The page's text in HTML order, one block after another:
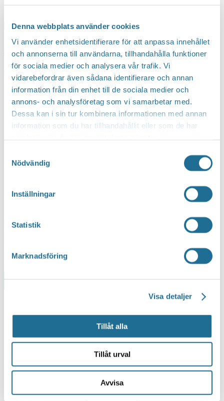
Denna webbplats använder cookies
Vi använder enhetsidentifierare för att anpassa innehållet
och annonserna till användarna, tillhandahålla funktioner
för sociala medier och analysera vår trafik. Vi
vidarebefordrar även sådana identifierare och annan
information från din enhet till de sociala medier och
annons- och analysföretag som vi samarbetar med.
Dessa kan i sin tur kombinera informationen med annan
information som du har tillhandahållit eller som de har
Nödvändig
Inställningar
Statistik
Marknadsföring
Visa detaljer
Tillåt alla
Tillåt urval
Avvisa
9 april, 2024 kl 10:00-11:30
Vi läser och pratar om en lättläst bok. För dig som
vill träna på att läsa och prata svenska. OBS! Plats:
Fritidsgården, Charlottenborgs centrum.
Lägg till i kalender